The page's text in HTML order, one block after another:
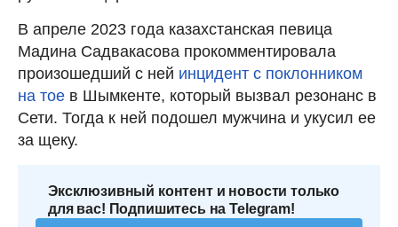
В апреле 2023 года казахстанская певица
Мадина Садвакасова прокомментировала
произошедший с ней инцидент с поклонником
на тое в Шымкенте, который вызвал резонанс в
Сети. Тогда к ней подошел мужчина и укусил ее
за щеку.
Эксклюзивный контент и новости только
для вас! Подпишитесь на Telegram!